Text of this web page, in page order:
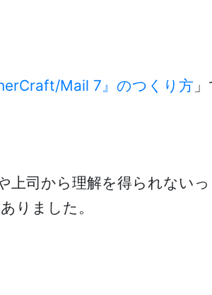
Mail 7』のつくり方
上司から理解を得られない
りました。